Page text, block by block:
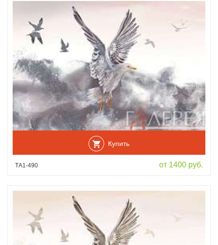
Купить
ТА1-490 от 1400 руб.